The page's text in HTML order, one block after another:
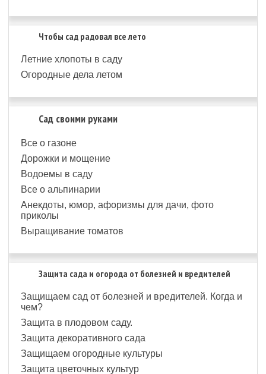
Чтобы сад радовал все лето
Летние хлопоты в саду
Огородные дела летом
Сад своими руками
Все о газоне
Дорожки и мощение
Водоемы в саду
Все о альпинарии
Анекдоты, юмор, афоризмы для дачи, фото
приколы
Выращивание томатов
Защита сада и огорода от болезней и вредителей
Защищаем сад от болезней и вредителей. Когда и
чем?
Защита в плодовом саду.
Защита декоративного сада
Защищаем огородные культуры
Защита цветочных культур